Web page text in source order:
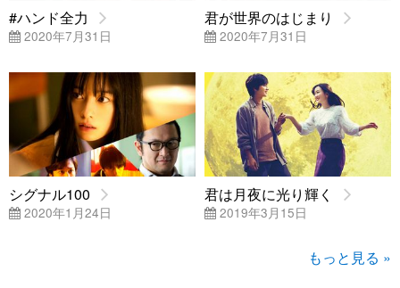
#ハンド全力
2020年7月31日
君が世界のはじまり
2020年7月31日
シグナル100
2020年1月24日
君は月夜に光り輝く
2019年3月15日
もっと見る »